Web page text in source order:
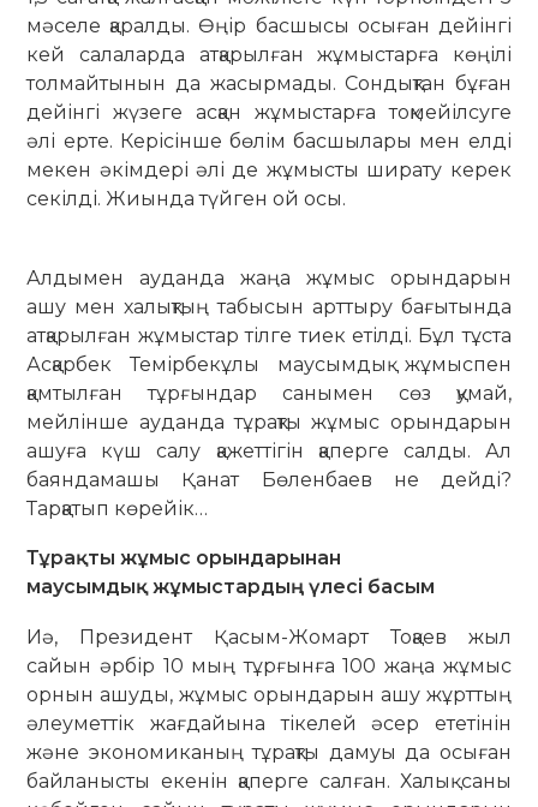
мәселе қаралды. Өңір бас­шысы осыған дейінгі
кей салаларда атқа­рылған жұмыстарға көңілі
толмайтынын да жасырмады. Сондықтан бұған
дейінгі жү­зеге асқан жұмыстарға тоқмейілсуге
әлі ерте. Керісінше бөлім басшылары мен елді
ме­кен әкімдері әлі де жұмысты ширату керек
секілді. Жиында түйген ой осы.
Алдымен ауданда жаңа жұмыс орындарын
ашу мен халықтың табысын арттыру бағы­тында
атқарылған жұмыстар тілге тиек етілді. Бұл тұста
Асқарбек Темірбекұлы маусымдық жұмыспен
қамтылған тұрғындар санымен сөз қумай,
мейлінше ауданда тұрақты жұмыс орындарын
ашуға күш салу қажеттігін қаперге салды. Ал
баяндамашы Қанат Бөленбаев не дейді?
Тарқатып көрейік…
Тұрақты жұмыс орындарынан
маусымдық жұмыстардың үлесі басым
Иә, Президент Қасым-Жомарт Тоқаев жыл
сайын әрбір 10 мың тұрғынға 100 жаңа жұмыс
орнын ашуды, жұмыс орындарын ашу жұрттың
әлеуметтік жағдайына тікелей әсер ететінін
және экономиканың тұрақты дамуы да осыған
байланысты екенін қаперге салған. Халық саны